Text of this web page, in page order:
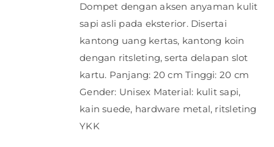
Dompet dengan aksen anyaman kulit
sapi asli pada eksterior. Disertai
kantong uang kertas, kantong koin
dengan ritsleting, serta delapan slot
kartu. Panjang: 20 cm Tinggi: 20 cm
Gender: Unisex Material: kulit sapi,
kain suede, hardware metal, ritsleting
YKK